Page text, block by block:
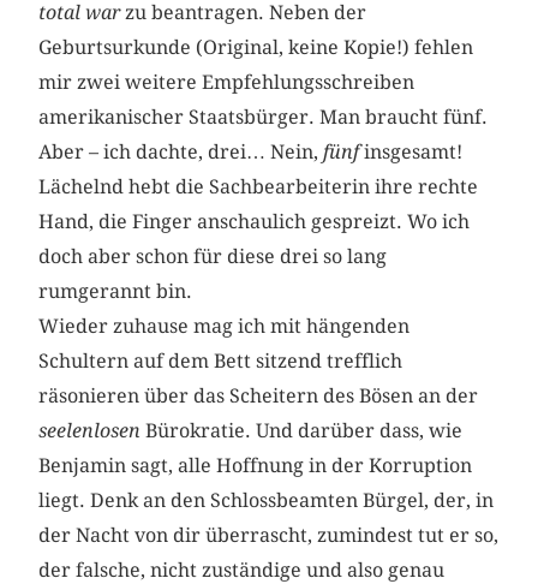
total warzu beantragen. Neben der
Geburtsurkunde (Original, keine Kopie!) fehlen
mir zwei weitere Empfehlungsschreiben
amerikanischer Staatsbürger. Man braucht fünf.
Aber – ich dachte, drei… Nein,fünfinsgesamt!
Lächelnd hebt die Sachbearbeiterin ihre rechte
Hand, die Finger anschaulich gespreizt. Wo ich
doch aber schon für diese drei so lang
rumgerannt bin.
Wieder zuhause mag ich mit hängenden
Schultern auf dem Bett sitzend trefflich
räsonieren über das Scheitern des Bösen an der
seelenlosen Bürokratie. Und darüber dass, wie
Benjamin sagt, alle Hoffnung in der Korruption
liegt. Denk an den Schlossbeamten Bürgel, der, in
der Nacht von dir überrascht, zumindest tut er so,
der falsche, nicht zuständige und also genau